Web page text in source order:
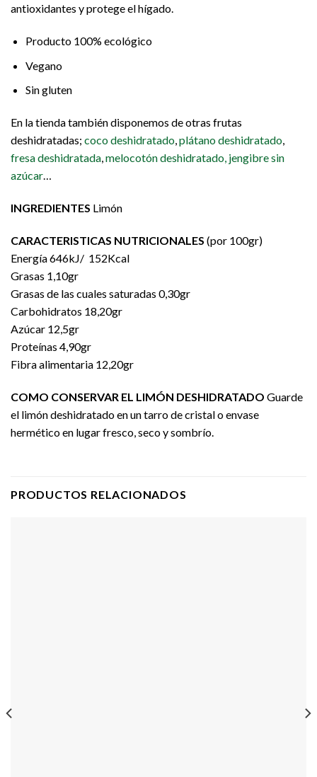
antioxidantes y protege el hígado.
Producto 100% ecológico
Vegano
Sin gluten
En la tienda también disponemos de otras frutas
deshidratadas; coco deshidratado,plátano deshidratado,
fresa deshidratada,melocotón deshidratado, jengibre sin
azúcar…
INGREDIENTES Limón
CARACTERISTICAS NUTRICIONALES (por 100gr)
Energía 646kJ/ 152Kcal
Grasas 1,10gr
Grasas de las cuales saturadas 0,30gr
Carbohidratos 18,20gr
Azúcar 12,5gr
Proteínas 4,90gr
Fibra alimentaria 12,20gr
COMO CONSERVAR EL LIMÓN DESHIDRATADO Guarde
el limón deshidratado en un tarro de cristal o envase
hermético en lugar fresco, seco y sombrío.
PRODUCTOS RELACIONADOS